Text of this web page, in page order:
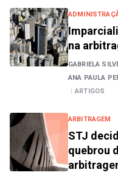
na
GABRIELA
ANA PAULA
| ARTIGOS
ARBITRAGEM
STJ
quebrou